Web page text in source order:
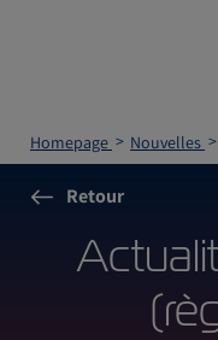
Homepage Nouvelles
Retour